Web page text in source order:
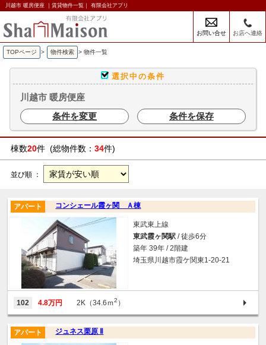
川越市 暖房便座 ｜賃貸物件一覧｜ 有限会社アプリ
お問い合せ お店へ連絡
TOPページ > 物件検索 > 物件一覧
選択中の条件
川越市 暖房便座
条件を変更
条件を保存
棟数20件 (総物件数： 34件)
並び順 ：
コンシェール霞ヶ関 Ａ棟
アパート
東武東上線
東武霞ヶ関駅 / 徒歩6分
築年 39年 / 2階建
埼玉県川越市霞ケ関東1-20-21
102 4.8万円 2K（34.6ｍ2 ）
ジュネス栗原 Ⅱ
アパート